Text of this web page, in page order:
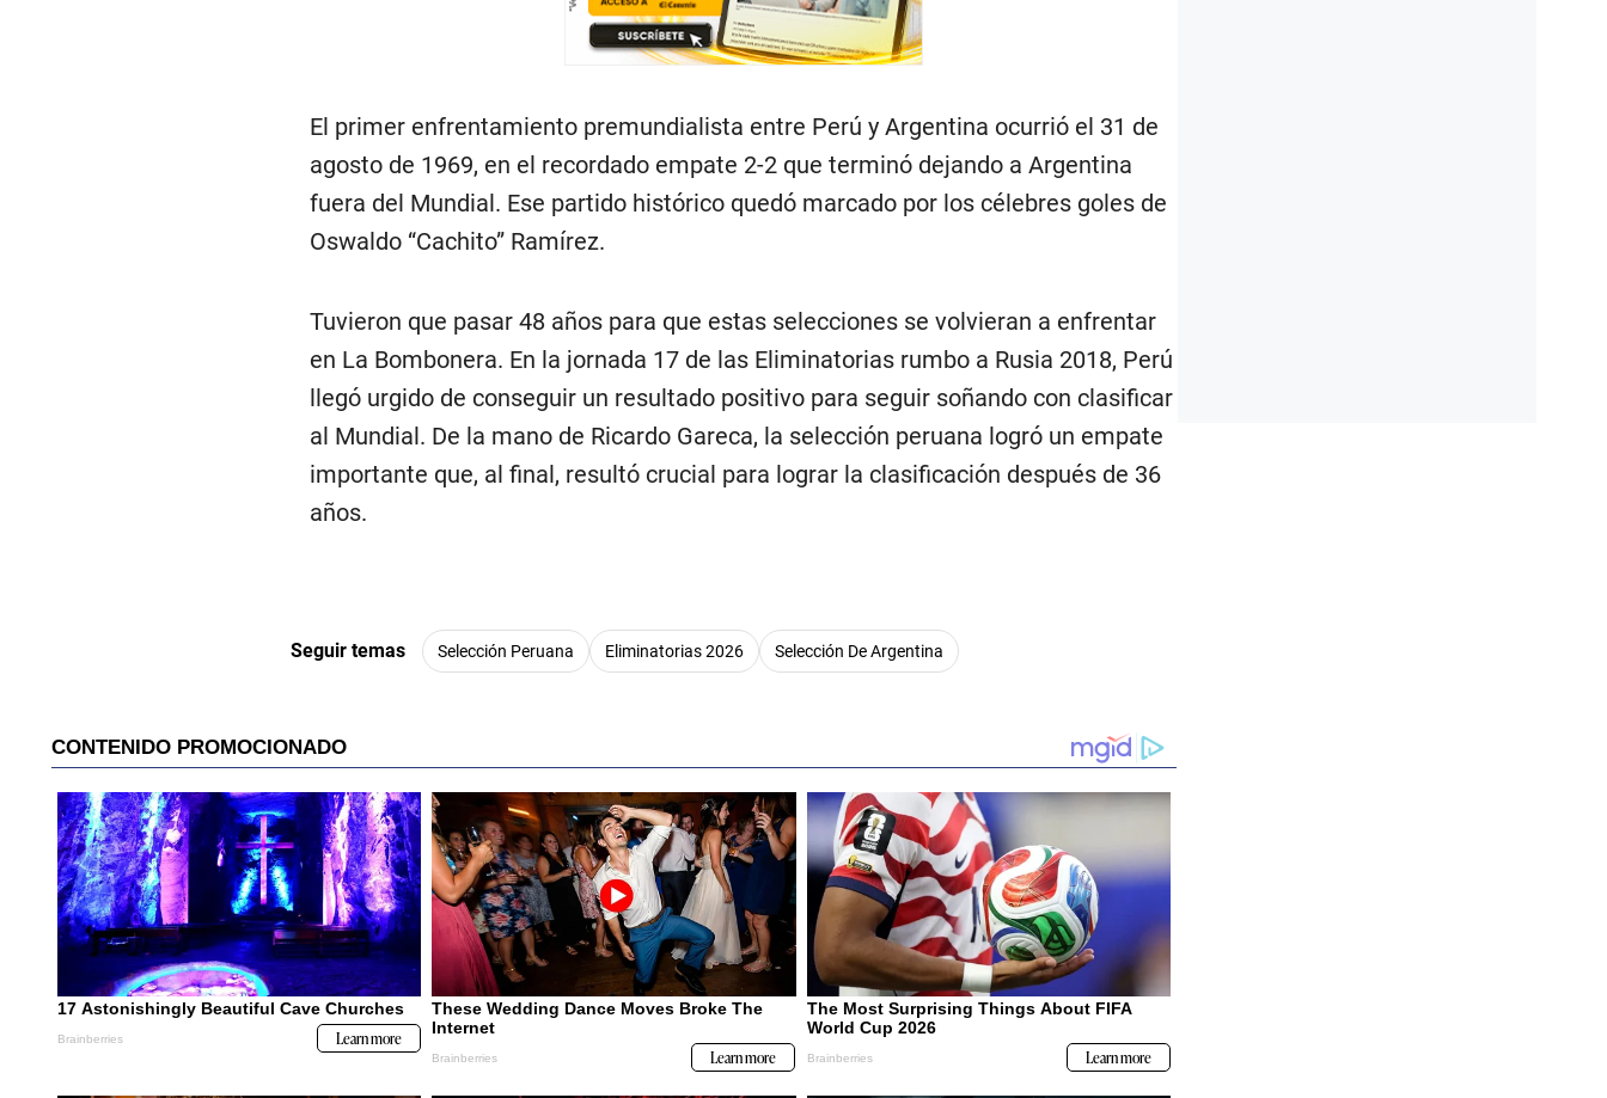
El primer enfrentamiento premundialista entre Perú y Argentina ocurrió el 31 de
agosto de 1969, en el recordado empate 2-2 que terminó dejando a Argentina
fuera del Mundial. Ese partido histórico quedó marcado por los célebres goles de
Oswaldo “Cachito” Ramírez.
Tuvieron que pasar 48 años para que estas selecciones se volvieran a enfrentar
en La Bombonera. En la jornada 17 de las Eliminatorias rumbo a Rusia 2018, Perú
llegó urgido de conseguir un resultado positivo para seguir soñando con clasificar
al Mundial. De la mano de Ricardo Gareca, la selección peruana logró un empate
importante que, al final, resultó crucial para lograr la clasificación después de 36
años.
Seguir temas Selección Peruana Eliminatorias 2026 Selección De Argentina